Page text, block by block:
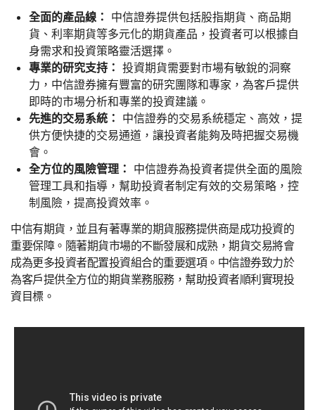
全面的產品線： 中信證券提供包括股指期貨、商品期
貨、利率期貨等多元化的期貨產品，投資者可以根據自
身需求和投資策略靈活選擇。
專業的研究支持： 投資期貨需要對市場有敏銳的洞察
力，中信證券擁有豐富的研究團隊和專家，為客戶提供
即時的市場分析和專業的投資建議。
先進的交易系統： 中信證券的交易系統穩定、高效，提
供方便快捷的交易通道，讓投資者能夠及時把握交易機
會。
全方位的風險管理： 中信證券為投資者提供全面的風險
管理工具和指導，幫助投資者制定有效的交易策略，控
制風險，提高投資效率。
中信有期貨，並且有著專業的期貨服務提供商是成功投資的
重要保障。隨著期貨市場的不斷發展和成熟，期貨交易將會
成為更多投資者配置投資組合的重要選項。中信證券致力於
為客戶提供全方位的期貨業務服務，幫助投資者順利實現投
資目標。